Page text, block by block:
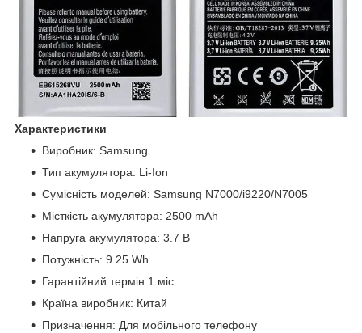
Характеристики
Виробник: Samsung
Тип акумулятора: Li-Ion
Сумісність моделей: Samsung N7000/i9220/N7005
Місткість акумулятора: 2500 mAh
Напруга акумулятора: 3.7 В
Потужність: 9.25 Wh
Гарантійний термін 1 міс.
Країна виробник: Китай
Призначення: Для мобільного телефону